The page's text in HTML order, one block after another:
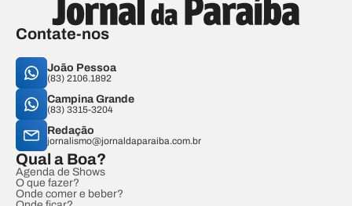
Contate-nos
João Pessoa
(83) 2106.1892
Campina Grande
(83) 3315-3204
Redação
jornalismo@jornaldaparaiba.com.br
Qual a Boa?
Agenda de Shows
O que fazer?
Onde comer e beber?